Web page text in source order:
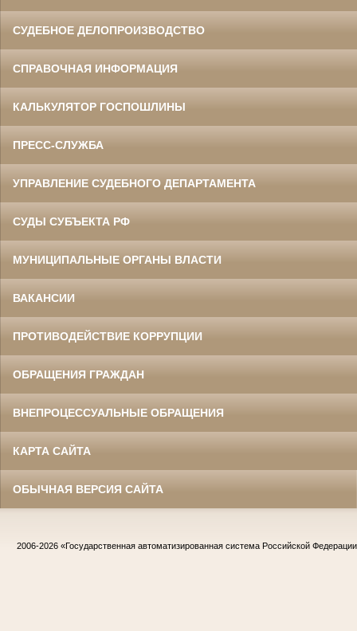
СУДЕБНОЕ ДЕЛОПРОИЗВОДСТВО
СПРАВОЧНАЯ ИНФОРМАЦИЯ
КАЛЬКУЛЯТОР ГОСПОШЛИНЫ
ПРЕСС-СЛУЖБА
УПРАВЛЕНИЕ СУДЕБНОГО ДЕПАРТАМЕНТА
СУДЫ СУБЪЕКТА РФ
МУНИЦИПАЛЬНЫЕ ОРГАНЫ ВЛАСТИ
ВАКАНСИИ
ПРОТИВОДЕЙСТВИЕ КОРРУПЦИИ
ОБРАЩЕНИЯ ГРАЖДАН
ВНЕПРОЦЕССУАЛЬНЫЕ ОБРАЩЕНИЯ
КАРТА САЙТА
ОБЫЧНАЯ ВЕРСИЯ САЙТА
2006-2026 «Государственная автоматизированная система Российской